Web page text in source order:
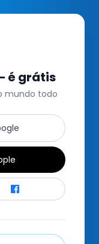
é grátis
mundo todo